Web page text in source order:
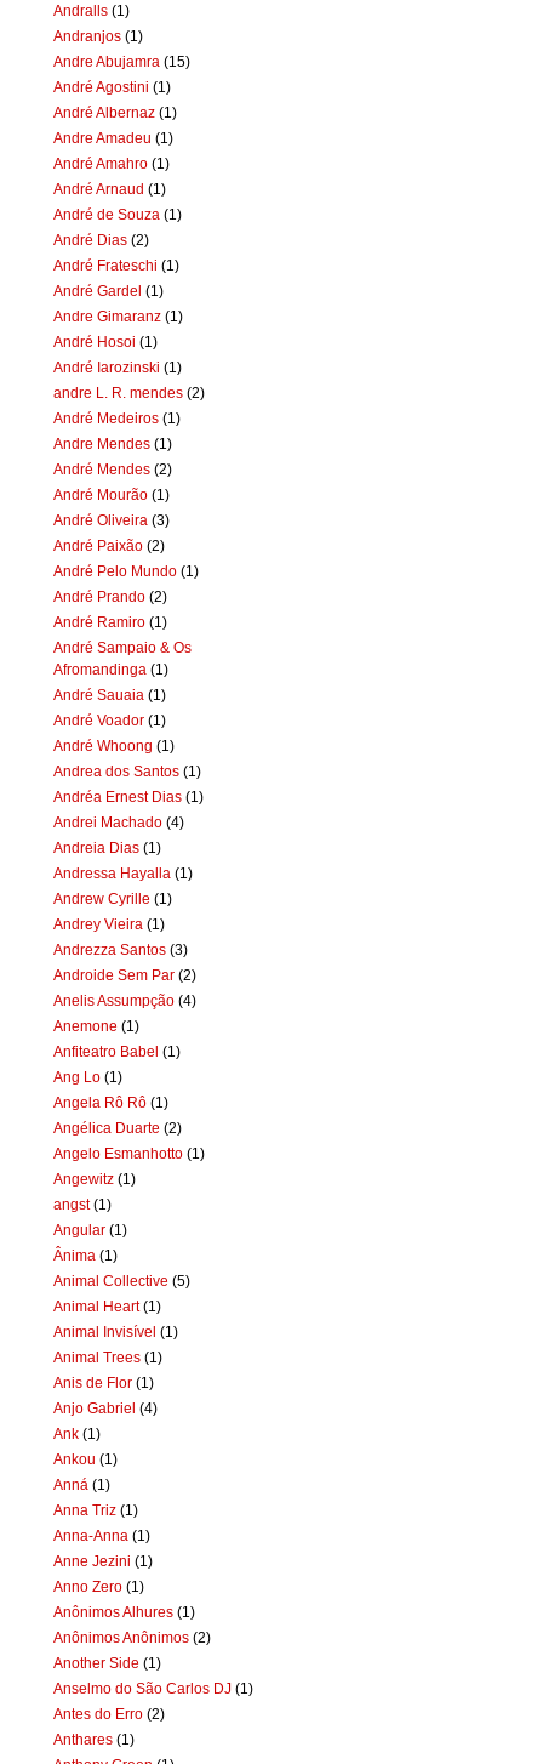
Andralls (1)
Andranjos (1)
Andre Abujamra (15)
André Agostini (1)
André Albernaz (1)
Andre Amadeu (1)
André Amahro (1)
André Arnaud (1)
André de Souza (1)
André Dias (2)
André Frateschi (1)
André Gardel (1)
Andre Gimaranz (1)
André Hosoi (1)
André Iarozinski (1)
andre L. R. mendes (2)
André Medeiros (1)
Andre Mendes (1)
André Mendes (2)
André Mourão (1)
André Oliveira (3)
André Paixão (2)
André Pelo Mundo (1)
André Prando (2)
André Ramiro (1)
André Sampaio & Os
Afromandinga (1)
André Sauaia (1)
André Voador (1)
André Whoong (1)
Andrea dos Santos (1)
Andréa Ernest Dias (1)
Andrei Machado (4)
Andreia Dias (1)
Andressa Hayalla (1)
Andrew Cyrille (1)
Andrey Vieira (1)
Andrezza Santos (3)
Androide Sem Par (2)
Anelis Assumpção (4)
Anemone (1)
Anfiteatro Babel (1)
Ang Lo (1)
Angela Rô Rô (1)
Angélica Duarte (2)
Angelo Esmanhotto (1)
Angewitz (1)
angst (1)
Angular (1)
Ânima (1)
Animal Collective (5)
Animal Heart (1)
Animal Invisível (1)
Animal Trees (1)
Anis de Flor (1)
Anjo Gabriel (4)
Ank (1)
Ankou (1)
Anná (1)
Anna Triz (1)
Anna-Anna (1)
Anne Jezini (1)
Anno Zero (1)
Anônimos Alhures (1)
Anônimos Anônimos (2)
Another Side (1)
Anselmo do São Carlos DJ (1)
Antes do Erro (2)
Anthares (1)